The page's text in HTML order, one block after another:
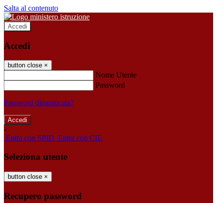
Salta al contenuto
Accedi
Accedi
button close ×
Nome Utente
Password
Password dimenticata?
-
Entra con SPID Entra con CIE
Seleziona utente
button close ×
Recupero password